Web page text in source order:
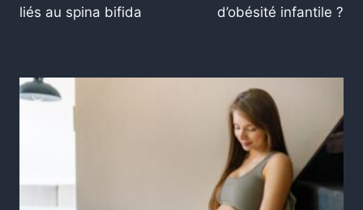
liés au spina bifida
d’obésité infantile ?